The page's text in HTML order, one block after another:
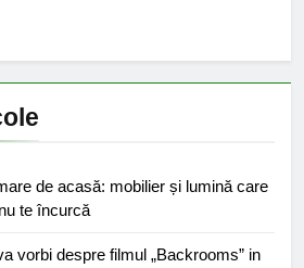
de acasă: mobilier și lumină care
te încurcă
vorbi despre filmul „Backrooms” in